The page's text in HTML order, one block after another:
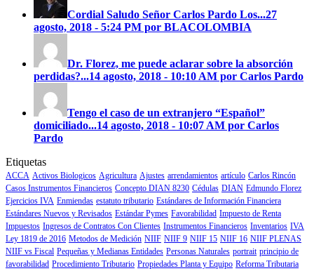
Cordial Saludo Señor Carlos Pardo Los...27
agosto, 2018 - 5:24 PM por BLACOLOMBIA
Dr. Florez, me puede aclarar sobre la absorción
perdidas?...14 agosto, 2018 - 10:10 AM por Carlos Pardo
Tengo el caso de un extranjero “Español”
domiciliado...14 agosto, 2018 - 10:07 AM por Carlos
Pardo
Etiquetas
ACCA Activos Biologicos Agricultura Ajustes arrendamientos artículo Carlos Rincón
Casos Instrumentos Financieros Concepto DIAN 8230 Cédulas DIAN Edmundo Florez
Ejercicios IVA Enmiendas estatuto tributario Estándares de Información Financiera
Estándares Nuevos y Revisados Estándar Pymes Favorabilidad Impuesto de Renta
Impuestos Ingresos de Contratos Con Clientes Instrumentos Financieros Inventarios IVA
Ley 1819 de 2016 Metodos de Medición NIIF NIIF 9 NIIF 15 NIIF 16 NIIF PLENAS
NIIF vs Fiscal Pequeñas y Medianas Entidades Personas Naturales portrait principio de
favorabilidad Procedimiento Tributario Propiedades Planta y Equipo Reforma Tributaria